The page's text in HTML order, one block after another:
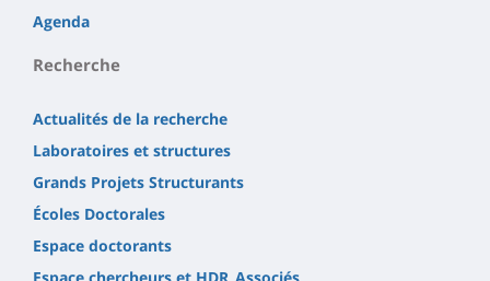
Agenda
Recherche
Actualités de la recherche
Laboratoires et structures
Grands Projets Structurants
Écoles Doctorales
Espace doctorants